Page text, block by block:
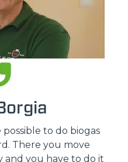
to do biogas
There you move
and you have to do it